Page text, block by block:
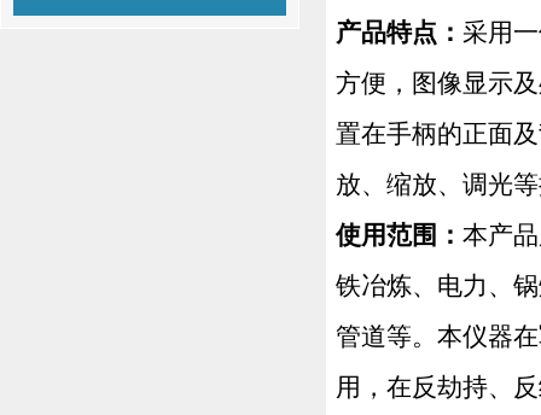
产品特点： 采用
方便，图像显示
置在手柄的正面
放、缩放、调光
使用范围： 本产
铁冶炼、电力、
管道等。本仪器
用，在反劫持、